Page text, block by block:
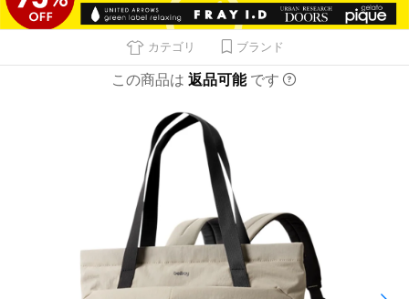
カテゴリ ブランド
この商品は 返品可能 です